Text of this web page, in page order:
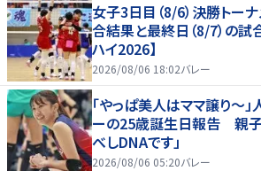
女子3日目（8/6）決勝トー
合結果と最終日（8/7）の試
ハイ2026】
2026/08/06 18:02バレー
「やっぱ美人はママ譲り～
ーの25歳誕生日報告 親子
べしDNAです」
2026/08/06 05:20バレー